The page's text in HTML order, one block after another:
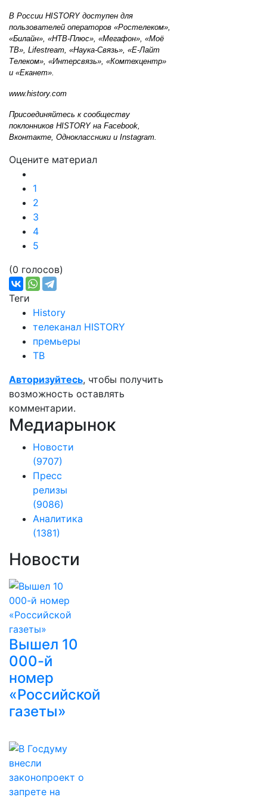
В России HISTORY доступен для
пользователей операторов «Ростелеком»,
«Билайн», «НТВ-Плюс», «Мегафон», «Моё
ТВ», Lifestream, «Наука-Связь», «Е-Лайт
Телеком», «Интерсвязь», «Комтехцентр»
и «Еканет».
www.history.com
Присоединяйтесь к сообществу
поклонников HISTORY на Facebook,
Вконтакте, Одноклассники и Instagram.
Оцените материал
1
2
3
4
5
(0 голосов)
Теги
History
телеканал HISTORY
премьеры
ТВ
Авторизуйтесь, чтобы получить
возможность оставлять
комментарии.
Медиарынок
Новости
(9707)
Пресс
релизы
(9086)
Аналитика
(1381)
Новости
Вышел 10
000-й
номер
«Российской
газеты»